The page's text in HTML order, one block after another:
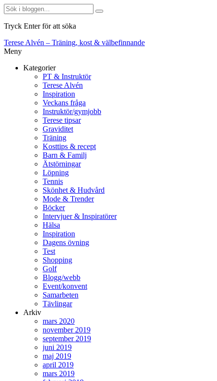
Tryck Enter för att söka
Terese Alvén – Träning, kost & välbefinnande
Meny
Kategorier
PT & Instruktör
Terese Alvén
Inspiration
Veckans fråga
Instruktör/gymjobb
Terese tipsar
Graviditet
Träning
Kosttips & recept
Barn & Familj
Ätstörningar
Löpning
Tennis
Skönhet & Hudvård
Mode & Trender
Böcker
Intervjuer & Inspiratörer
Hälsa
Inspiration
Dagens övning
Test
Shopping
Golf
Blogg/webb
Event/konvent
Samarbeten
Tävlingar
Arkiv
mars 2020
november 2019
september 2019
juni 2019
maj 2019
april 2019
mars 2019